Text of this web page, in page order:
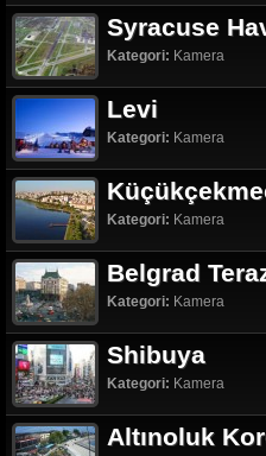
Syracuse
Kategori: Kamera
Levi
Kategori: Kamera
Kategori: Kamera
Belgrad
Kategori: Kamera
Shibuya
Kategori: Kamera
Altınoluk